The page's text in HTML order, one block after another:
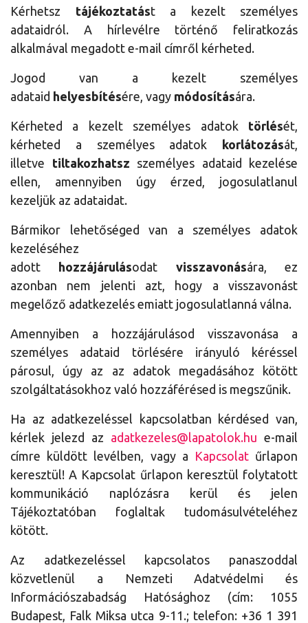
Kérhetsz tájékoztatást a kezelt személyes
adataidról. A hírlevélre történő feliratkozás
alkalmával megadott e-mail címről kérheted.
Jogod van a kezelt személyes
adataid helyesbítésére, vagy módosítására.
Kérheted a kezelt személyes adatok törlését,
kérheted a személyes adatok
korlátozását,
illetve tiltakozhatsz személyes adataid kezelése
ellen, amennyiben úgy érzed, jogosulatlanul
kezeljük az adataidat.
Bármikor lehetőséged van a személyes adatok
kezeléséhez
adott
hozzájárulásodat visszavonására, ez
azonban nem jelenti azt, hogy a visszavonást
megelőző adatkezelés emiatt jogosulatlanná válna.
Amennyiben a hozzájárulásod visszavonása a
személyes adataid törlésére irányuló kéréssel
párosul, úgy az az adatok megadásához kötött
szolgáltatásokhoz való hozzáférésed is megszűnik.
Ha az adatkezeléssel kapcsolatban kérdésed van,
kérlek jelezd az adatkezeles@lapatolok.hu e-mail
címre küldött levélben, vagy a Kapcsolat űrlapon
keresztül! A Kapcsolat űrlapon keresztül folytatott
kommunikáció naplózásra kerül és jelen
Tájékoztatóban foglaltak tudomásulvételéhez
kötött.
Az adatkezeléssel kapcsolatos panaszoddal
közvetlenül a Nemzeti Adatvédelmi és
Információszabadság Hatósághoz (cím: 1055
Budapest, Falk Miksa utca 9-11.; telefon: +36 1 391